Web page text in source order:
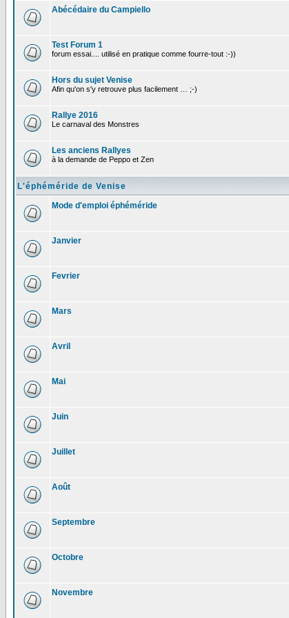
Abécédaire du Campiello
Test Forum 1
forum essai.... utilisé en pratique comme fourre-tout :-))
Hors du sujet Venise
Afin qu'on s'y retrouve plus facilement … ;-)
Rallye 2016
Le carnaval des Monstres
Les anciens Rallyes
à la demande de Peppo et Zen
L'éphéméride de Venise
Mode d'emploi éphéméride
Janvier
Fevrier
Mars
Avril
Mai
Juin
Juillet
Août
Septembre
Octobre
Novembre